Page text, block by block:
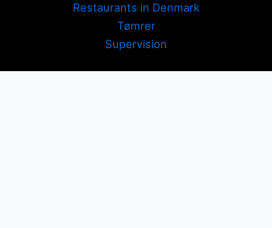
Restaurants in Denmark
Tømrer
Supervision